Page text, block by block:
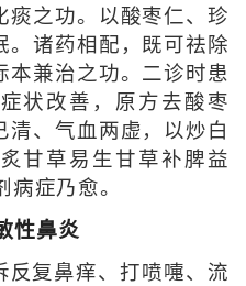
痰之功。以酸枣仁、珍
。诸药相配，既可祛除
本兼治之功。二诊时患
状改善，原方去酸枣
、气血两虚，以炒白
甘草易生甘草补脾益
症乃愈。
性鼻炎
反复鼻痒、打喷嚏、流